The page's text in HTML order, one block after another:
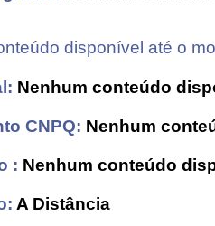
disponível até o
Nenhum conteúdo
CNPQ: Nenhum
: Nenhum conteúdo
A Distância